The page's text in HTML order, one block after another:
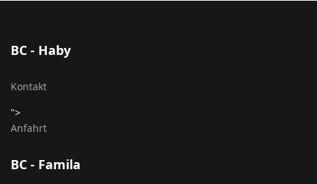
BC - Haby
Kontakt
">
Anfahrt
BC - Famila